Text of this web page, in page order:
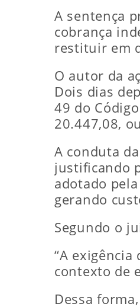
A sentença
cobrança
restituir em
O autor da
Dois dias
49 do
20.447,08,
A conduta
justificando
adotado
gerando
Segundo o
“A
contexto de
Dessa